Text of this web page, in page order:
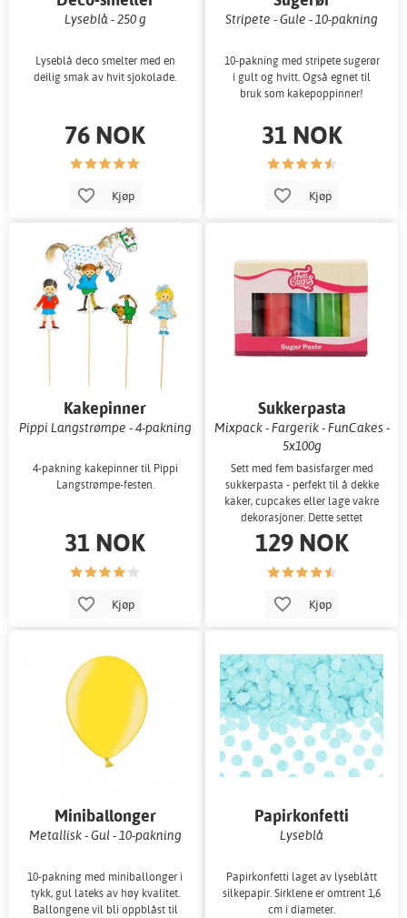
Lyseblå - 250 g
Lyseblå deco smelter med en
deilig smak av hvit sjokolade.
76 NOK
Kjøp
Stripete - Gule - 10-pakning
10-pakning med stripete sugerør
i gult og hvitt. Også egnet til
bruk som kakepoppinner!
31 NOK
Kjøp
Kakepinner
Pippi Langstrømpe - 4-pakning
4-pakning kakepinner til Pippi
Langstrømpe-festen.
31 NOK
Kjøp
Sukkerpasta
Mixpack - Fargerik - FunCakes -
5x100g
Sett med fem basisfarger med
sukkerpasta - perfekt til å dekke
kaker, cupcakes eller lage vakre
dekorasjoner. Dette settet
inneholder
129 NOK
Kjøp
Miniballonger
Metallisk - Gul - 10-pakning
10-pakning med miniballonger i
tykk, gul lateks av høy kvalitet.
Ballongene vil bli oppblåst til
Papirkonfetti
Lyseblå
Papirkonfetti laget av lyseblått
silkepapir. Sirklene er omtrent 1,6
cm i diameter.